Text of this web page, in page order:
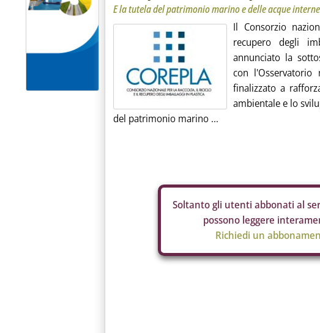
E la tutela del patrimonio marino e delle acque interne
Il Consorzio
recupero degli
annunciato la
con
finalizzato a
ambientale e lo
del patrimonio marino ...
Soltanto gli utenti abbonati al
possono leggere
Richiedi un